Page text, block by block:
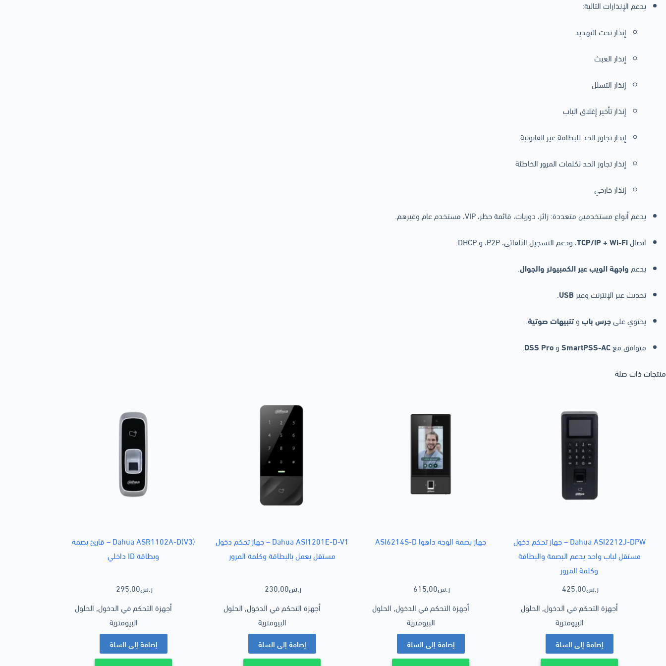
يدعم الإنذارات التالية:
إنذار تحت التهديد
إنذار العبث
إنذار التسلل
إنذار تأخير إغلاق الباب
إنذار تجاوز الحد للبطاقة غير القانونية
إنذار تجاوز الحد لكلمات المرور الخاطئة
إنذار خارجي
يدعم أنواع مستخدمين متعددة: زائر، دوريات، قائمة حظر، VIP، مستخدم عام وغيرهم.
اتصالTCP/IP + Wi-Fi، ودعم التسجيل التلقائي، P2P، و DHCP.
يدعمواجهة الويب عبر الكمبيوتر والجوال.
تحديث عبر الإنترنت وعبر USB
.
يحتوي علىجرس بابوتنبيهات صوتية.
متوافق معSmartPSS-ACوDSS Pro
.
منتجات ذات صلة
Dahua ASI2212J-DPW – جهاز تحكم دخول
مستقل لباب واحد يدعم البصمة والبطاقة
وكلمة المرور
425,00ر.س
أجهزة التحكم في الدخول, الحلول
البيومترية
إضافة إلى السلة
جهاز بصمة الوجه داهوا ASI6214S-D
615,00ر.س
أجهزة التحكم في الدخول, الحلول
البيومترية
إضافة إلى السلة
Dahua ASI1201E-D-V1 – جهاز تحكم دخول
مستقل يعمل بالبطاقة وكلمة المرور
230,00ر.س
أجهزة التحكم في الدخول, الحلول
البيومترية
إضافة إلى السلة
Dahua ASR1102A-D(V3) – قارئ بصمة
وبطاقة ID داخلي
295,00ر.س
أجهزة التحكم في الدخول, الحلول
البيومترية
إضافة إلى السلة